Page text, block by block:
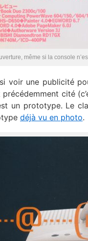
même si la console
voir une publicité
cité
un prototype. Le
déjà vu en photo.